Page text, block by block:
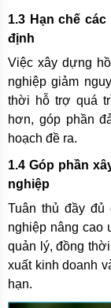
1.3 Hạn chế
định
Việc xây dựng
nghiệp giảm
thời hỗ trợ quá
hơn, góp phần
hoạch đề ra.
1.4 Góp phần
nghiệp
Tuân thủ đầy đủ
nghiệp nâng cao
quản lý, đồng
xuất kinh doanh
hạn.